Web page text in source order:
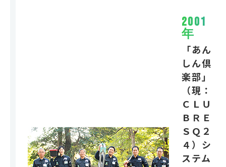
2001
年
「あん
しん倶
楽部」
（現：
ＣＬＵ
ＢＲＥ
ＳＱ２
４）シ
ステム